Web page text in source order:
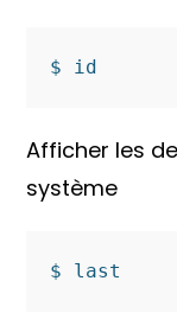
$ id
Afficher les
système
$ last